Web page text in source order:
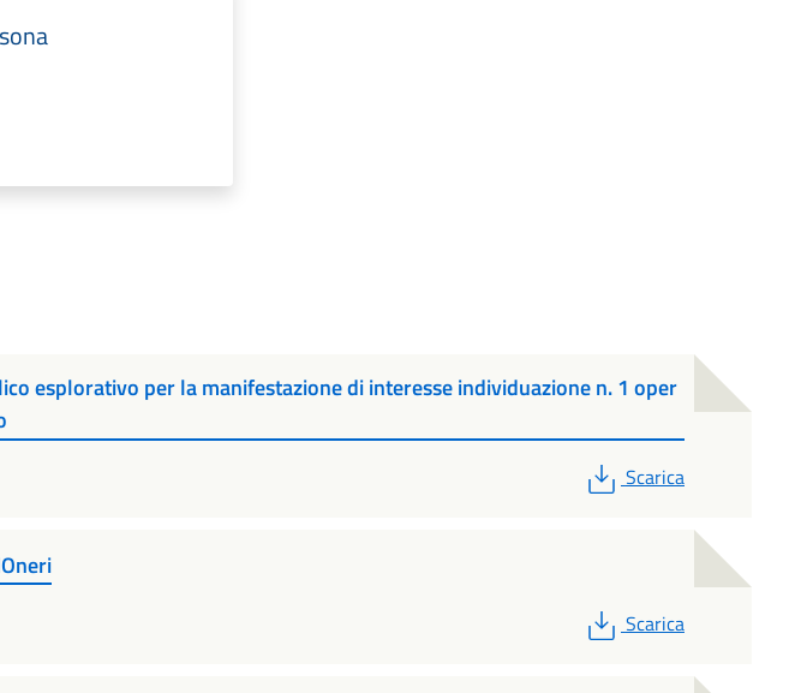
esplorativo per la manifestazione di interesse individuazione n. 1 oper
PDF
Scarica
PDF
Scarica